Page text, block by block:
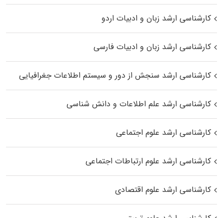
کارشناسی ارشد زبان و ادبیات اردو
کارشناسی ارشد زبان و ادبیات فارسی
کارشناسی ارشد سنجش از دور و سیستم اطلاعات جغرافیایی
کارشناسی ارشد علم اطلاعات و دانش شناسی
کارشناسی ارشد علوم اجتماعی
کارشناسی ارشد علوم ارتباطات اجتماعی
کارشناسی ارشد علوم اقتصادی